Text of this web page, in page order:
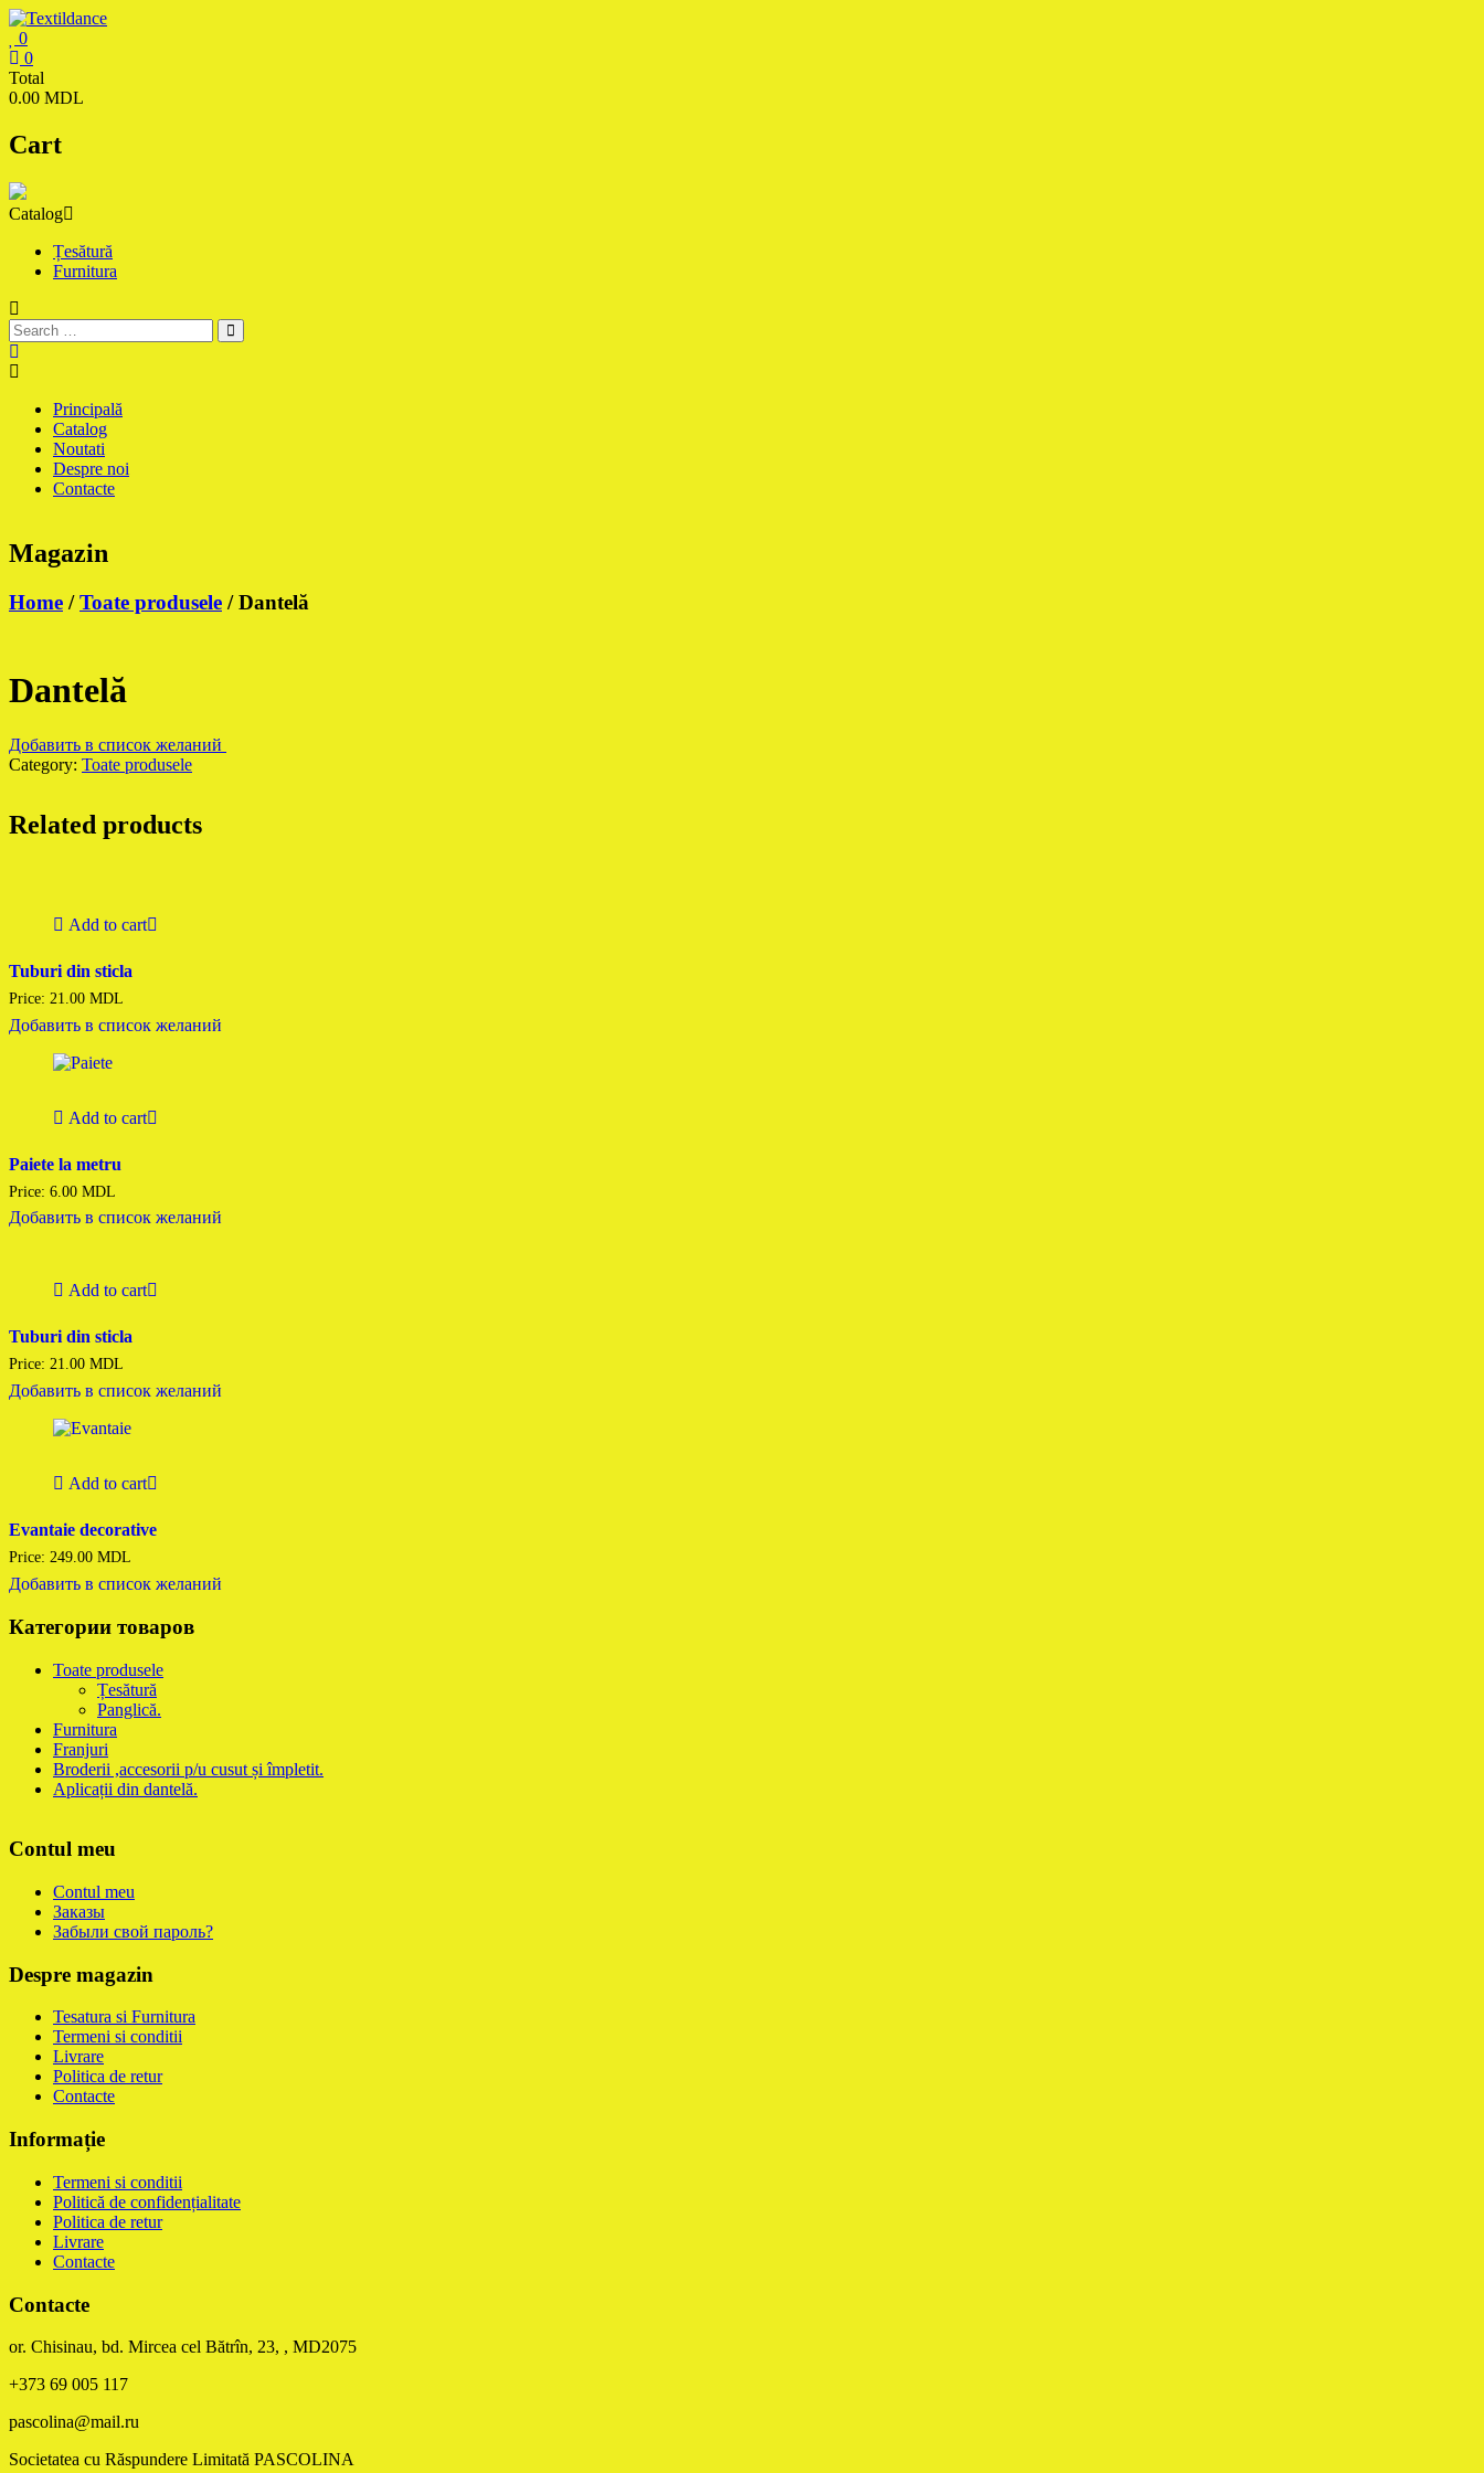
Skip
to
content
Textildance.md
0
0
Total
0.00 MDL
Cart
Catalog
Țesătură
Furnitura
Principală
Catalog
Noutati
Despre noi
Contacte
Magazin
Home /Toate produsele / Dantelă
Dantelă
Добавить в список желаний
Category: Toate produsele
Related products
Add to cart
Tuburi din sticla
Price: 21.00 MDL
Добавить в список желаний
Add to cart
Paiete la metru
Price: 6.00 MDL
Добавить в список желаний
Add to cart
Tuburi din sticla
Price: 21.00 MDL
Добавить в список желаний
Add to cart
Evantaie decorative
Price: 249.00 MDL
Добавить в список желаний
Категории товаров
Toate produsele
Țesătură
Panglică.
Furnitura
Franjuri
Broderii ,accesorii p/u cusut și împletit.
Aplicații din dantelă.
Contul meu
Contul meu
Заказы
Забыли свой пароль?
Despre magazin
Tesatura si Furnitura
Termeni si conditii
Livrare
Politica de retur
Contacte
Informație
Termeni si conditii
Politică de confidențialitate
Politica de retur
Livrare
Contacte
Contacte
or. Chisinau, bd. Mircea cel Bătrîn, 23, , MD2075
+373 69 005 117
pascolina@mail.ru
Societatea cu Răspundere Limitată PASCOLINA